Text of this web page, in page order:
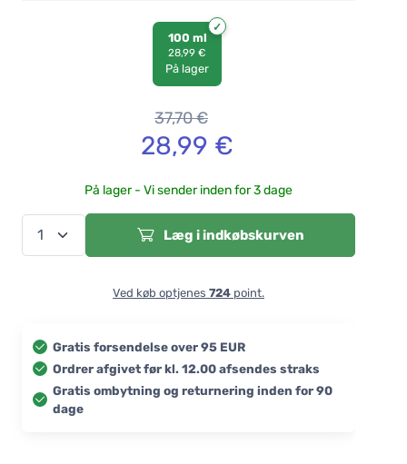
100 ml
28,99 €
På lager
37,70€
28,99 €
På lager - Vi sender inden for 3 dage
Læg i indkøbskurven
Ved køb optjenes 724 point.
Gratis forsendelse over 95 EUR
Ordrer afgivet før kl. 12.00 afsendes straks
Gratis ombytning og returnering inden for 90
dage